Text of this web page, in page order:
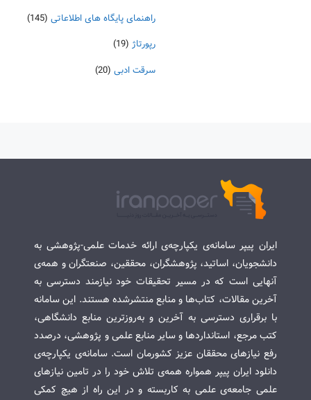
راهنمای پایگاه های اطلاعاتی (145)
رپورتاژ (19)
سرقت ادبی (20)
ایران پیپر سامانه‌ی یکپارچه‌ی ارائه خدمات علمی-پژوهشی به
دانشجویان، اساتید، پژوهشگران، محققین، صنعتگران و همه‌ی
آنهایی است که در مسیر تحقیقات خود نیازمند دسترسی به
آخرین مقالات، کتاب‌ها و منابع منتشرشده هستند. این سامانه
با برقراری دسترسی به آخرین و به‌روزترین منابع دانشگاهی،
کتب مرجع، استانداردها و سایر منابع علمی و پژوهشی، درصدد
رفع نیازهای محققان عزیز کشورمان است. سامانه‌ی یکپارچه‌ی
دانلود ایران پیپر همواره همه‌ی تلاش خود را در تامین نیازهای
علمی جامعه‌ی علمی به کاربسته و در این راه از هیچ کمکی